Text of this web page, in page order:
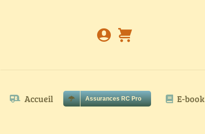
Accueil Assurances RC Pro E-book